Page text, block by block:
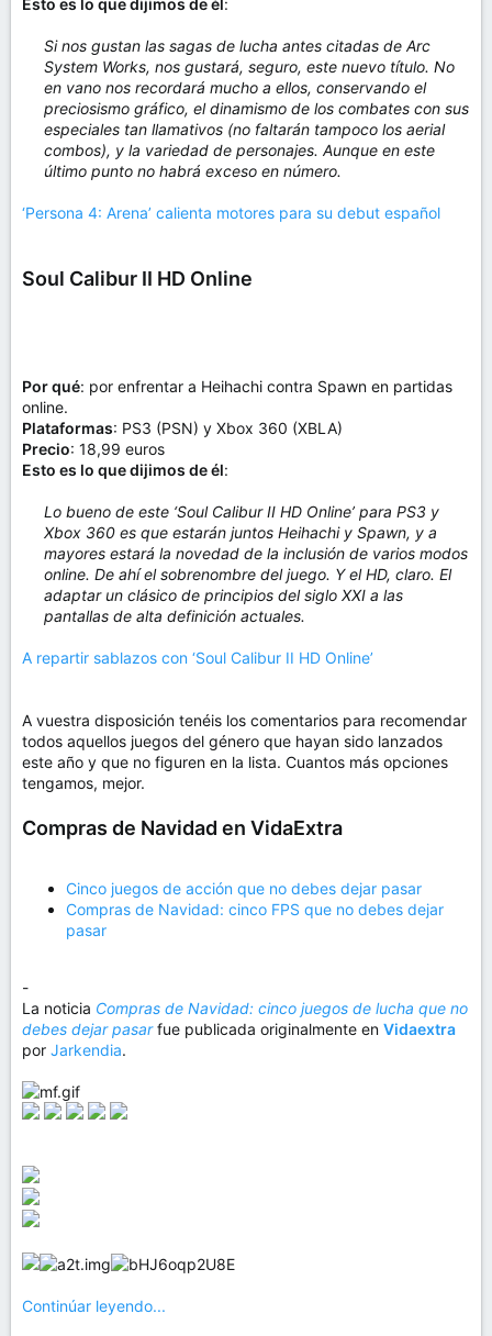
Esto es lo que dijimos de él :
Si nos gustan las sagas de lucha antes citadas de Arc
System Works, nos gustará, seguro, este nuevo título. No
en vano nos recordará mucho a ellos, conservando el
preciosismo gráfico, el dinamismo de los combates con sus
especiales tan llamativos (no faltarán tampoco los aerial
combos), y la variedad de personajes. Aunque en este
último punto no habrá exceso en número.
‘Persona 4: Arena’ calienta motores para su debut español
Soul Calibur II HD Online
Por qué: por enfrentar a Heihachi contra Spawn en partidas
online.
Plataformas: PS3 (PSN) y Xbox 360 (XBLA)
Precio: 18,99 euros
Esto es lo que dijimos de él:
Lo bueno de este ‘Soul Calibur II HD Online’ para PS3 y
Xbox 360 es que estarán juntos Heihachi y Spawn, y a
mayores estará la novedad de la inclusión de varios modos
online. De ahí el sobrenombre del juego. Y el HD, claro. El
adaptar un clásico de principios del siglo XXI a las
pantallas de alta definición actuales.
A repartir sablazos con ‘Soul Calibur II HD Online’
A vuestra disposición tenéis los comentarios para recomendar
todos aquellos juegos del género que hayan sido lanzados
este año y que no figuren en la lista. Cuantos más opciones
tengamos, mejor.
Compras de Navidad en VidaExtra
Cinco juegos de acción que no debes dejar pasar
Compras de Navidad: cinco FPS que no debes dejar
pasar
-
La noticia Compras de Navidad: cinco juegos de lucha que no
debes dejar pasarfue publicada originalmente en Vidaextra
por Jarkendia.
Continúar leyendo...